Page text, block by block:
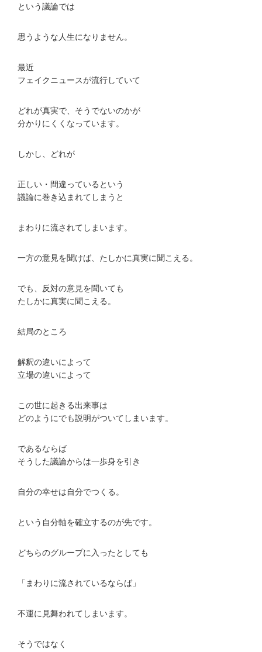
という議論では
思うような人生になりません。
最近
フェイクニュースが流行していて
どれが真実で、そうでないのかが
分かりにくくなっています。
しかし、どれが
正しい・間違っているという
議論に巻き込まれてしまうと
まわりに流されてしまいます。
一方の意見を聞けば、たしかに真実に聞こえる。
でも、反対の意見を聞いても
たしかに真実に聞こえる。
結局のところ
解釈の違いによって
立場の違いによって
この世に起きる出来事は
どのようにでも説明がついてしまいます。
であるならば
そうした議論からは一歩身を引き
自分の幸せは自分でつくる。
という自分軸を確立するのが先です。
どちらのグループに入ったとしても
「まわりに流されているならば」
不運に見舞われてしまいます。
そうではなく